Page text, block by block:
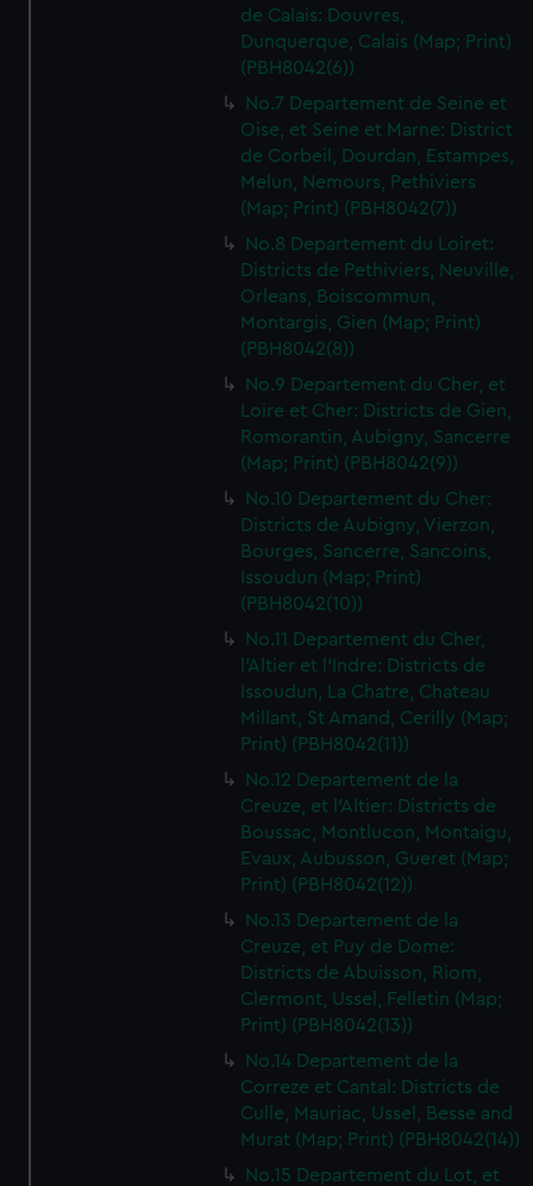
de Calais: Douvres,
Dunquerque, Calais (Map; Print)
(PBH8042(6))
No.7 Departement de Seine et
Oise, et Seine et Marne: District
de Corbeil, Dourdan, Estampes,
Melun, Nemours, Pethiviers
(Map; Print) (PBH8042(7))
No.8 Departement du Loiret:
Districts de Pethiviers, Neuville,
Orleans, Boiscommun,
Montargis, Gien (Map; Print)
(PBH8042(8))
No.9 Departement du Cher, et
Loire et Cher: Districts de Gien,
Romorantin, Aubigny, Sancerre
(Map; Print) (PBH8042(9))
No.10 Departement du Cher:
Districts de Aubigny, Vierzon,
Bourges, Sancerre, Sancoins,
Issoudun (Map; Print)
(PBH8042(10))
No.11 Departement du Cher,
l'Altier et l'Indre: Districts de
Issoudun, La Chatre, Chateau
Millant, St Amand, Cerilly (Map;
Print) (PBH8042(11))
No.12 Departement de la
Creuze, et l'Altier: Districts de
Boussac, Montlucon, Montaigu,
Evaux, Aubusson, Gueret (Map;
Print) (PBH8042(12))
No.13 Departement de la
Creuze, et Puy de Dome:
Districts de Abuisson, Riom,
Clermont, Ussel, Felletin (Map;
Print) (PBH8042(13))
No.14 Departement de la
Correze et Cantal: Districts de
Culle, Mauriac, Ussel, Besse and
Murat (Map; Print) (PBH8042(14))
No.15 Departement du Lot, et